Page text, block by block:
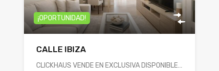
¡OPORTUNIDAD!
CALLE IBIZA
CLICKHAUS VENDE EN EXCLUSIVA DISPONIBLE…